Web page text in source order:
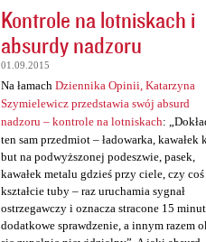
Kontrole na lotniskach i
absurdy nadzoru
01.09.2015
Na łamach Dziennika Opinii, Katarzyna
Szymielewicz przedstawia swój absurd
nadzoru – kontrole na lotniskach:
ten sam przedmiot – ładowarka, kawałek
but na podwyższonej podeszwie, pasek,
kawałek metalu gdzieś przy ciele, czy
kształcie tuby – raz uruchamia sygnał
ostrzegawczy i oznacza stracone 15
dodatkowe sprawdzenie, a innym razem